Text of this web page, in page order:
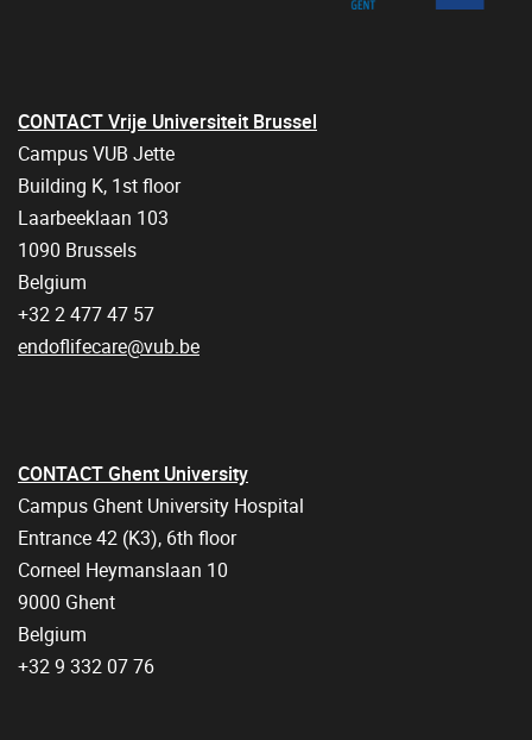
CONTACT Vrije Universiteit Brussel
Campus VUB Jette
Building K, 1st floor
Laarbeeklaan 103
1090 Brussels
Belgium
+32 2 477 47 57
endoflifecare@vub.be
CONTACT Ghent University
Campus Ghent University Hospital
Entrance 42 (K3), 6th floor
Corneel Heymanslaan 10
9000 Ghent
Belgium
+32 9 332 07 76